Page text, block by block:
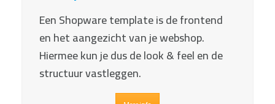
Een Shopware template is de frontend
en het aangezicht van je webshop.
Hiermee kun je dus de look & feel en de
structuur vastleggen.